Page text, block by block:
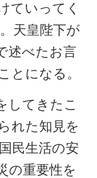
ていってく
天皇陛下が
述べたお言
とになる。
してきたこ
れた知見を
民生活の安
の重要性を